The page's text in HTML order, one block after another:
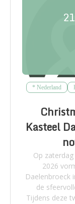
21
* Nederland
Kasteel
Op
2026
Daelenbroeck
de
Tijdens deze